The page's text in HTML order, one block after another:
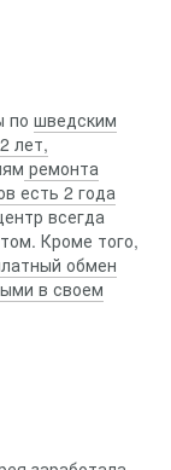
по шведским
лет,
ремонта
есть 2 года
всегда
Кроме того,
обмен
в своем